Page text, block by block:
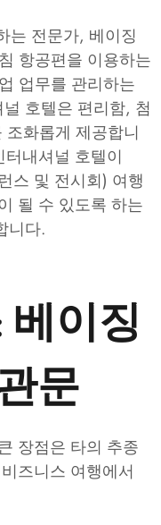
는 전문가, 베이징
항공편을 이용하는
업무를 관리하는
호텔은 편리함, 첨
화롭게 제공합니
내셔널 호텔이
스 및 전시회) 여행
될 수 있도록 하는
니다.
베이징
문
장점은 타의 추종
즈니스 여행에서